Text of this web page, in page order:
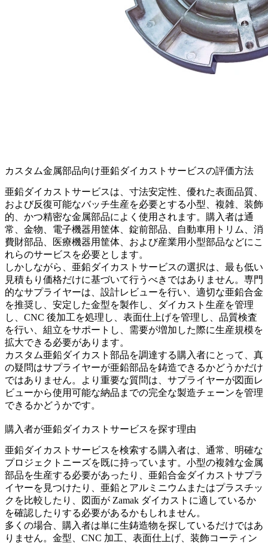
カスタム金属部品向け亜鉛ダイカストサービスの評価方法
亜鉛ダイカストサービスは、寸法安定性、優れた表面品質、
および反復可能なバッチ生産を必要とする小型、複雑、装飾
的、かつ精密な金属部品によく使用されます。購入者は通
常、金物、電子機器用筐体、錠前部品、自動車用トリム、消
費財部品、医療機器用筐体、および産業用小型部品などにこ
れらのサービスを必要とします。
しかしながら、 亜鉛ダイカストサービスの選択は、最も低い
見積もり価格だけに基づいて行うべきではありません。専門
的なサプライヤーは、設計レビューを行い、適切な亜鉛合金
を推奨し、安定した金型を製作し、ダイカスト生産を管理
し、CNC 後加工を処理し、表面仕上げを管理し、品質検査
を行い、組立をサポートし、需要が増加した際に生産規模を
拡大できる必要があります。
カスタム亜鉛ダイカスト部品を調達する購入者にとって、真
の疑問はサプライヤーが亜鉛部品を鋳造できるかどうかだけ
ではありません。より重要な質問は、サプライヤーが図面レ
ビューから使用可能な納品までの完全な製造チェーンを管理
できるかどうかです。
購入者が亜鉛ダイカストサービスを探す理由
亜鉛ダイカストサービスを検索する購入者は、通常、明確な
プロジェクトニーズを既に持っています。小型の複雑な金属
部品を生産する必要があったり、亜鉛合金ダイカストサプラ
イヤーを見つけたり、亜鉛とアルミニウムまたはプラスチッ
クを比較したり、図面が Zamak ダイカストに適しているか
を確認したりする必要があるかもしれません。
多くの場合、購入者は単に生鋳造物を探しているだけではあ
りません。金型、CNC 加工、表面仕上げ、装飾コーティン